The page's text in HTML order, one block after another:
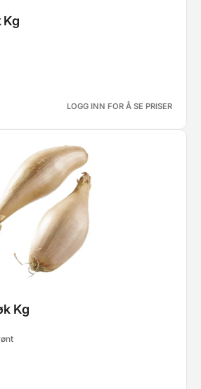
Kg
LOGG INN FOR Å SE PRISER
Kg